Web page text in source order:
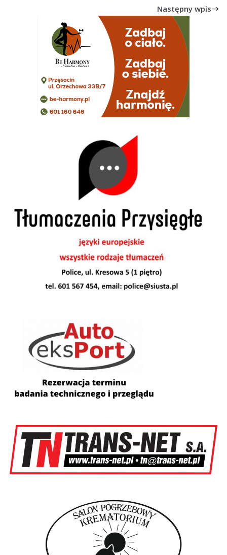
Następny wpis